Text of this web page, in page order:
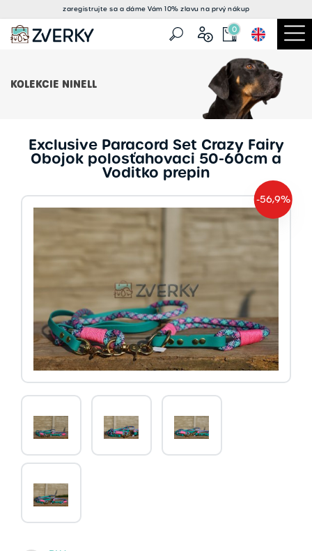
zaregistrujte sa a dáme Vám 10% zlavu na prvý nákup
0
KOLEKCIE NINELL
Exclusive Paracord Set Crazy Fairy
Obojok polosťahovaci 50-60cm a
Voditko prepin
-56,9%